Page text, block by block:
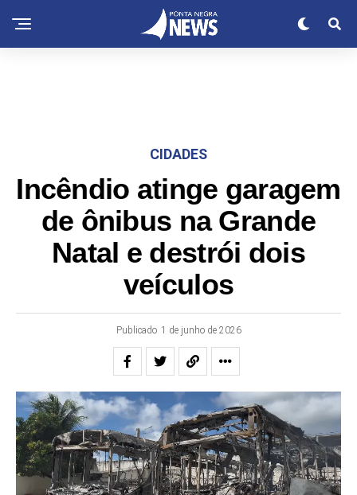
CIDADES
Incêndio atinge garagem
de ônibus na Grande
Natal e destrói dois
veículos
Publicado 1 de junho de 2026